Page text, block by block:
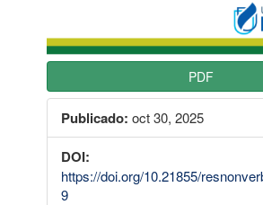
PDF
Publicado: oct 30, 2025
DOI:
https://doi.org/10.21855/
9